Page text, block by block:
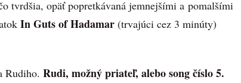
tvrdšia, opäť popretkávaná jemnejšími a pomalšími
In Guts of Hadamar (trvajúci cez 3 minúty)
Rudiho. Rudi, možný priateľ, alebo song číslo 5.